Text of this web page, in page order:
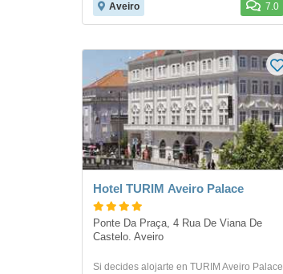
Aveiro 7.0
Hotel TURIM Aveiro Palace
Ponte Da Praça, 4 Rua De Viana De
Castelo. Aveiro
Si decides alojarte en TURIM Aveiro Palace